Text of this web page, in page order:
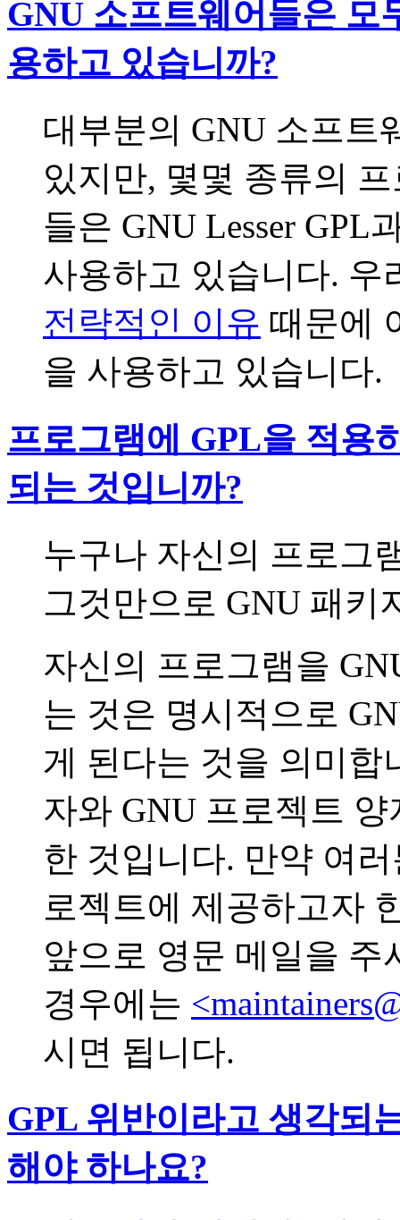
GNU 소프트웨어들은 모
용하고 있습니까?
대부분의 GNU 소프트
있지만, 몇몇 종류의
들은 GNU Lesser GPL
사용하고 있습니다. 우
전략적인 이유 때문에
을 사용하고 있습니다.
프로그램에 GPL을 적용
되는 것입니까?
누구나 자신의 프로그
그것만으로 GNU 패키
자신의 프로그램을
는 것은 명시적으로
게 된다는 것을 의미합
자와 GNU 프로젝트
한 것입니다. 만약 여
로젝트에 제공하고자
앞으로 영문 메일을 주
경우에는
시면 됩니다.
GPL 위반이라고 생각되
해야 하나요?